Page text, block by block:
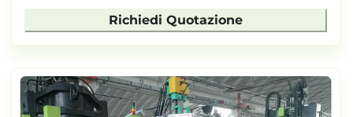
Richiedi Quotazione